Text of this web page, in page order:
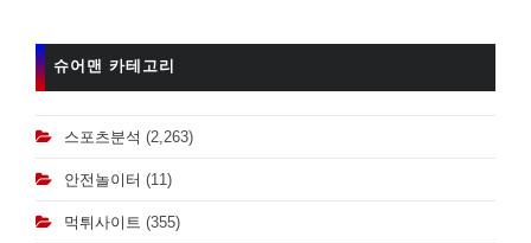
슈어맨 카테고리
스포츠분석 (2,263)
안전놀이터 (11)
먹튀사이트 (355)